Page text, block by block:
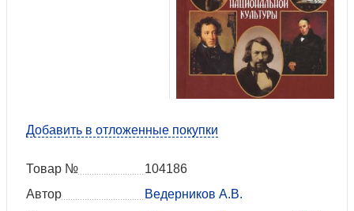
Добавить в отложенные покупки
Товар №
104186
Автор
Ведерников А.В.